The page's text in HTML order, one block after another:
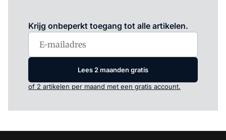
Krijg onbeperkt toegang tot alle artikelen.
Lees 2 maanden gratis
of 2 artikelen per maand met een gratis account.